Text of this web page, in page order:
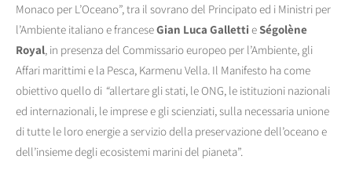
Monaco per L’Oceano”, tra il sovrano del Principato ed i Ministri per
l’Ambiente italiano e franceseGian Luca Galletti eSégolène
Royal, in presenza del Commissario europeo per l’Ambiente, gli
Affari marittimi e la Pesca, Karmenu Vella Il Manifesto ha come
obiettivo quello di “allertare gli stati, le ONG, le istituzioni nazionali
ed internazionali, le imprese e gli scienziati, sulla necessaria unione
di tutte le loro energie a servizio della preservazione dell’oceano e
dell’insieme degli ecosistemi marini del pianeta”.